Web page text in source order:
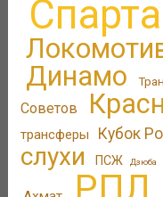
Динамо
Советов
трансферы
Кубок
слухи
ПСЖ Дзюба
РПЛ